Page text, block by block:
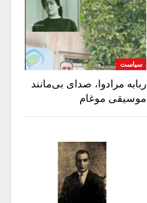
سیاست
ربابه مرادوا، صدای بی‌مانند
موسیقی موغام